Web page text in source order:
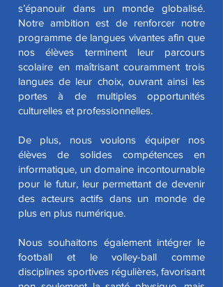
s’épanouir dans un monde globalisé.
Notre ambition est de renforcer notre
programme de langues vivantes afin que
nos élèves terminent leur parcours
scolaire en maîtrisant couramment trois
langues de leur choix, ouvrant ainsi les
portes à de multiples opportunités
culturelles et professionnelles.
De plus, nous voulons équiper nos
élèves de solides compétences en
informatique, un domaine incontournable
pour le futur, leur permettant de devenir
des acteurs actifs dans un monde de
plus en plus numérique.
Nous souhaitons également intégrer le
football et le volley-ball comme
disciplines sportives régulières, favorisant